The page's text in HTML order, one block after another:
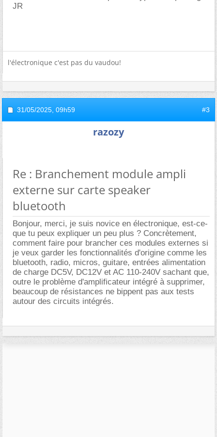
JR
l'électronique c'est pas du vaudou!
31/05/2025, 09h59 #3
razozy
Re : Branchement module ampli
externe sur carte speaker
bluetooth
Bonjour, merci, je suis novice en électronique, est-ce-
que tu peux expliquer un peu plus ? Concrètement,
comment faire pour brancher ces modules externes si
je veux garder les fonctionnalités d'origine comme les
bluetooth, radio, micros, guitare, entrées alimentation
de charge DC5V, DC12V et AC 110-240V sachant que,
outre le problème d'amplificateur intégré à supprimer,
beaucoup de résistances ne bippent pas aux tests
autour des circuits intégrés.